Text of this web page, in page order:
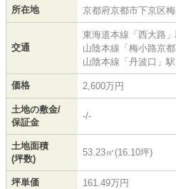
所在地 京都府京都市下京区
交通
東海道本線 「 西大路
山陰本線 「 梅小路京
山陰本線 「 丹波口 」
価格 2,600万円
土地の敷金/
保証金
-/-
土地面積
(坪数)
53.23㎡(16.10坪)
坪単価 161.49万円